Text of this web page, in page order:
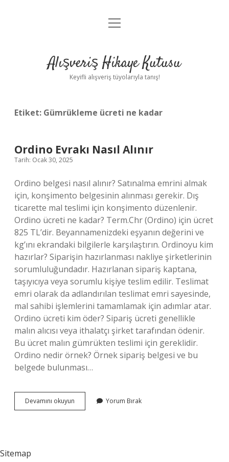
Anasayfa
Yasal Uyarı
menüyü
Alışveriş Hikaye Kutusu
Keyifli alışveriş tüyolarıyla tanış!
Etiket: Gümrükleme ücreti ne kadar
Ordino Evrakı Nasıl Alınır
Tarih: Ocak 30, 2025
Ordino belgesi nasıl alınır? Satınalma emrini almak
için, konşimento belgesinin alınması gerekir. Dış
ticarette mal teslimi için konşimento düzenlenir.
Ordino ücreti ne kadar? Term.Chr (Ordino) için ücret
825 TL’dir. Beyannamenizdeki eşyanın değerini ve
kg’ını ekrandaki bilgilerle karşılaştırın. Ordinoyu kim
hazırlar? Siparişin hazırlanması nakliye şirketlerinin
sorumluluğundadır. Hazırlanan sipariş kaptana,
taşıyıcıya veya sorumlu kişiye teslim edilir. Teslimat
emri olarak da adlandırılan teslimat emri sayesinde,
mal sahibi işlemlerini tamamlamak için adımlar atar.
Ordino ücreti kim öder? Sipariş ücreti genellikle
malın alıcısı veya ithalatçı şirket tarafından ödenir.
Bu ücret malın gümrükten teslimi için gereklidir.
Ordino nedir örnek? Örnek sipariş belgesi ve bu
belgede bulunması…
Devamını okuyun
Evrakı
Yorum Bırak
Sitemap